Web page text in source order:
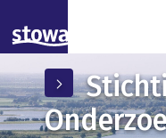
Skip to main content
Skip to main nav